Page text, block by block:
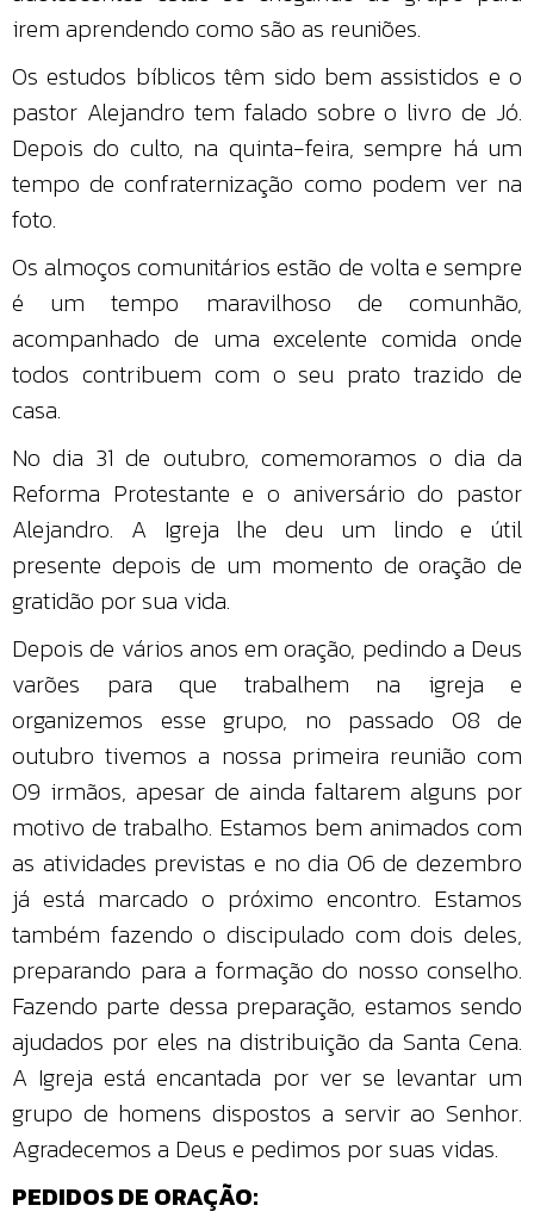
irem aprendendo como são as reuniões.
Os estudos bíblicos têm sido bem assistidos e o
pastor Alejandro tem falado sobre o livro de Jó.
Depois do culto, na quinta-feira, sempre há um
tempo de confraternização como podem ver na
foto.
Os almoços comunitários estão de volta e sempre
é um tempo maravilhoso de comunhão,
acompanhado de uma excelente comida onde
todos contribuem com o seu prato trazido de
casa.
No dia 31 de outubro, comemoramos o dia da
Reforma Protestante e o aniversário do pastor
Alejandro. A Igreja lhe deu um lindo e útil
presente depois de um momento de oração de
gratidão por sua vida.
Depois de vários anos em oração, pedindo a Deus
varões para que trabalhem na igreja e
organizemos esse grupo, no passado 08 de
outubro tivemos a nossa primeira reunião com
09 irmãos, apesar de ainda faltarem alguns por
motivo de trabalho. Estamos bem animados com
as atividades previstas e no dia 06 de dezembro
já está marcado o próximo encontro. Estamos
também fazendo o discipulado com dois deles,
preparando para a formação do nosso conselho.
Fazendo parte dessa preparação, estamos sendo
ajudados por eles na distribuição da Santa Cena.
A Igreja está encantada por ver se levantar um
grupo de homens dispostos a servir ao Senhor.
Agradecemos a Deus e pedimos por suas vidas.
PEDIDOS DE ORAÇÃO: